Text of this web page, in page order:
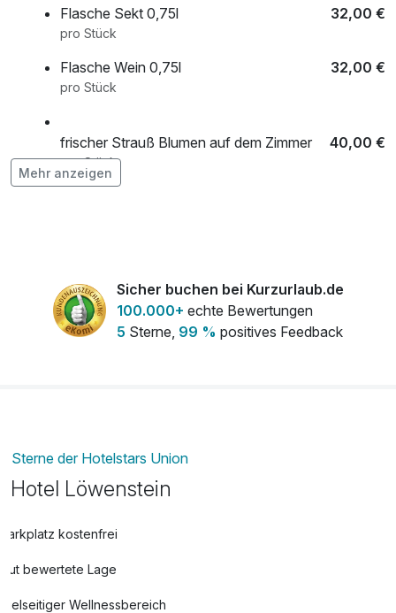
Seit dem 01.01.2021 erhebt die Stadt Gerolstein einen
Der Betrag von € 1,50 pro Gast/Nacht ist vor Ort zu
entrichten und nicht im Preis enthalten.
Flasche Sekt 0,75l
32,00 €
pro Stück
Flasche Wein 0,75l 32,00 €
pro Stück
frischer Strauß Blumen auf dem Zimmer 40,00 €
pro Stück
Mehr anzeigen
Sicher buchen bei Kurzurlaub.de
100.000+ echte Bewertungen
5 Sterne, 99 % positives Feedback
Sterne der Hotelstars Union
Hotel Löwenstein
Parkplatz kostenfrei
Gut bewertete Lage
Vielseitiger Wellnessbereich